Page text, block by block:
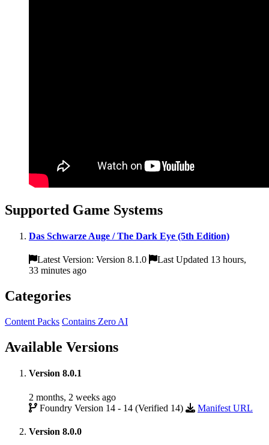
Supported Game Systems
Das Schwarze Auge / The Dark Eye (5th Edition)
Latest Version: Version 8.1.0
Last Updated 13 hours,
33 minutes ago
Categories
Content Packs Contains Zero AI
Available Versions
Version 8.0.1
2 months, 2 weeks ago
Foundry Version 14 - 14 (Verified 14)
Manifest URL
Version 8.0.0